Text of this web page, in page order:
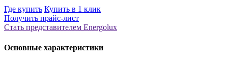
Где купить Купить в 1 клик
Получить прайс-лист
Стать представителем Еnergolux
Основные характеристики